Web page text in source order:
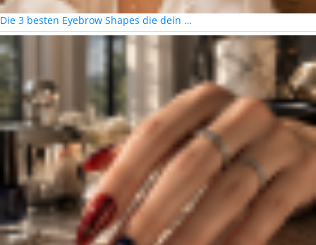
Die 3 besten Eyebrow Shapes die dein …